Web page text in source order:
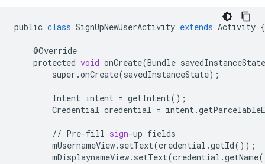
public class SignUpNewUserActivity extends Activity {
@Override
protected void onCreate(Bundle savedInstanceState
super .onCreate(savedInstanceState);
Intent intent = getIntent();
Credential credential = intent.
// Pre-fill sign-up fields
mUsernameView. setText(credential .getId());
mDisplaynameView. setText(credential .getName